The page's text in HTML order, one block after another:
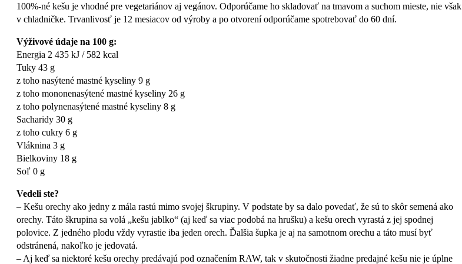
100%-né kešu je vhodné pre vegetariánov aj vegánov. Odporúčame ho skladovať na tmavom a suchom mieste, nie však
v chladničke. Trvanlivosť je 12 mesiacov od výroby a po otvorení odporúčame spotrebovať do 60 dní.
Výživové údaje na 100 g:
Energia 2 435 kJ / 582 kcal
Tuky 43 g
z toho nasýtené mastné kyseliny 9 g
z toho mononenasýtené mastné kyseliny 26 g
z toho polynenasýtené mastné kyseliny 8 g
Sacharidy 30 g
z toho cukry 6 g
Vláknina 3 g
Bielkoviny 18 g
Soľ 0 g
Vedeli ste?
– Kešu orechy ako jedny z mála rastú mimo svojej škrupiny. V podstate by sa dalo povedať, že sú to skôr semená ako
orechy. Táto škrupina sa volá „kešu jablko“ (aj keď sa viac podobá na hrušku) a kešu orech vyrastá z jej spodnej
polovice. Z jedného plodu vždy vyrastie iba jeden orech. Ďalšia šupka je aj na samotnom orechu a táto musí byť
odstránená, nakoľko je jedovatá.
– Aj keď sa niektoré kešu orechy predávajú pod označením RAW, tak v skutočnosti žiadne predajné kešu nie je úplne